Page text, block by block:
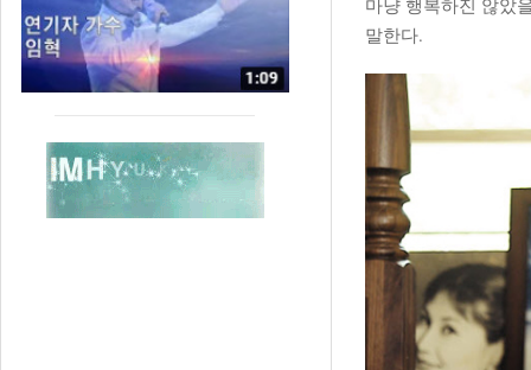
마냥 행복하진 않았
말한다.